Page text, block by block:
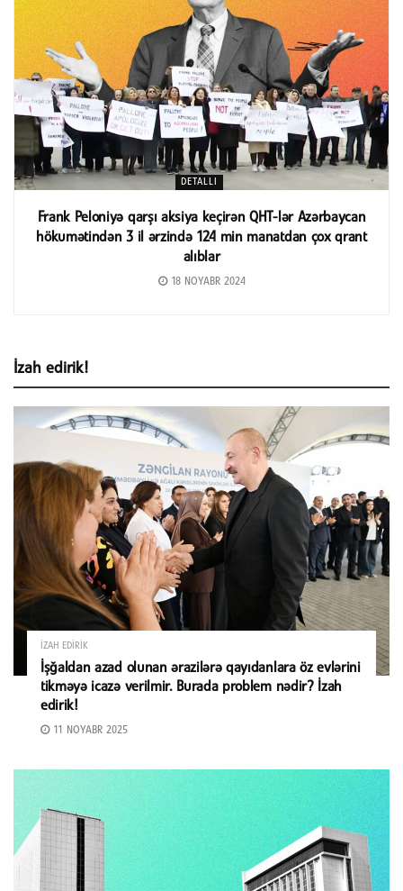
DETALLI
Frank Peloniyə qarşı aksiya keçirən QHT-lər Azərbaycan
hökumətindən 3 il ərzində 124 min manatdan çox qrant
alıblar
18 NOYABR 2024
İzah edirik!
İZAH EDIRIK
İşğaldan azad olunan ərazilərə qayıdanlara öz evlərini
tikməyə icazə verilmir. Burada problem nədir? İzah
edirik!
11 NOYABR 2025